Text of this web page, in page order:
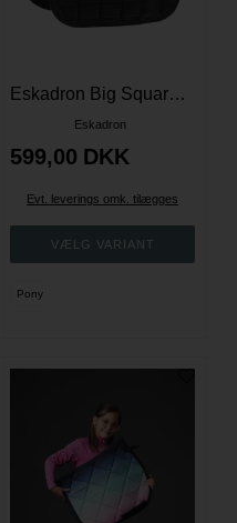
Eskadron Big Square Jewel Dressur Underlag - Sort
Eskadron
599,00 DKK
Evt. leverings omk. tilægges
Pony